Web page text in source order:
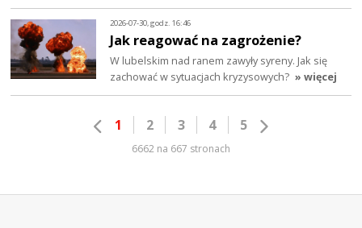
2026-07-30, godz. 16:46
Jak reagować na zagrożenie?
W lubelskim nad ranem zawyły syreny. Jak się
zachować w sytuacjach kryzysowych? » więcej
1 2 3 4 5
6662 na 667 stronach